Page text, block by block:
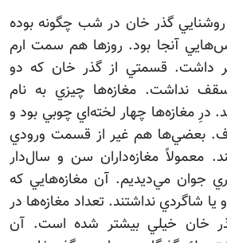
گذر خان در شب چگونه بوده
آنجا بود. روزها هم سمت ارم
داشت. قسمتي از گذر خان كه دو
نداشت. مغازه‌ها چيزي به نام
درِ مغازه‌ها چهار لخته‌اي چوبي بود و
بعضي‌ها هم غير از قسمت ورودي
معمولاً مغازه‌داران سن و سال‌دار
جوان مي‌ديديم. آن مغازه‌هايي كه
شاگردي نداشتند. تعداد مغازه‌ها در
خان خيلي بيشتر شده است. آن